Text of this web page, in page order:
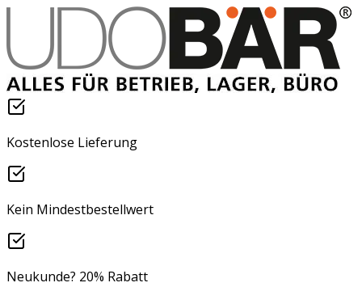
Kostenlose Lieferung
Kein Mindestbestellwert
Neukunde? 20% Rabatt